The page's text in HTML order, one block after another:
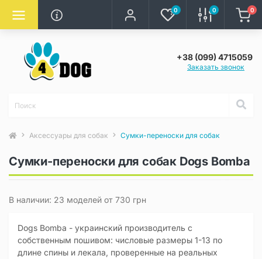
0 0 0
+38 (099) 4715059
Заказать звонок
Аксессуары для собак Сумки-переноски для собак
Сумки-переноски для собак Dogs Bomba
В наличии: 23 моделей от 730 грн
Dogs Bomba - украинский производитель с
собственным пошивом: числовые размеры 1-13 по
длине спины и лекала, проверенные на реальных